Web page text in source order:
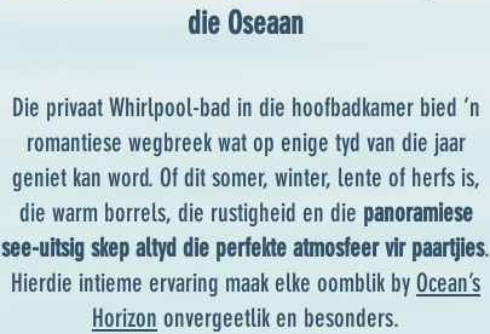
die Oseaan
Die privaat Whirlpool-bad in die hoofbadkamer bied ’n
romantiese wegbreek wat op enige tyd van die jaar
geniet kan word. Of dit somer, winter, lente of herfs is,
die warm borrels, die rustigheid en die panoramiese
see-uitsig skep altyd die perfekte atmosfeer vir paartjies.
Hierdie intieme ervaring maak elke oomblik by Ocean’s
Horizon onvergeetlik en besonders.